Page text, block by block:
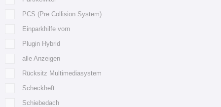
PCS (Pre Collision System)
Einparkhilfe vorn
Plugin Hybrid
alle Anzeigen
Rücksitz Multimediasystem
Scheckheft
Schiebedach